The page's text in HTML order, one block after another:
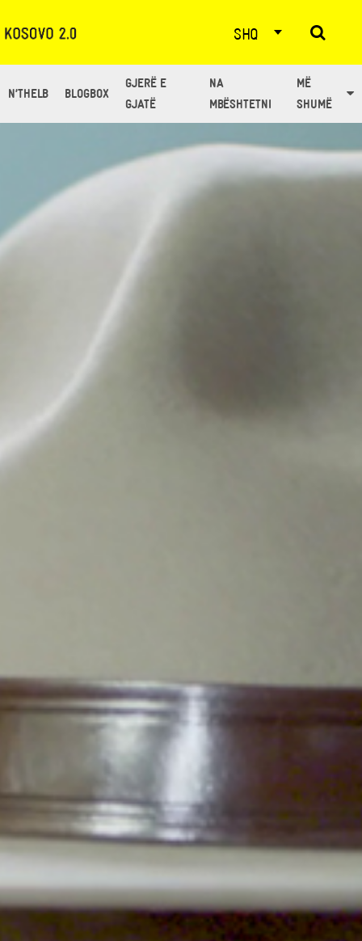
SHQ
N’THELB BLOGBOX
GJERË E
GJATË
NA
MBËSHTETNI
MË
SHUMË